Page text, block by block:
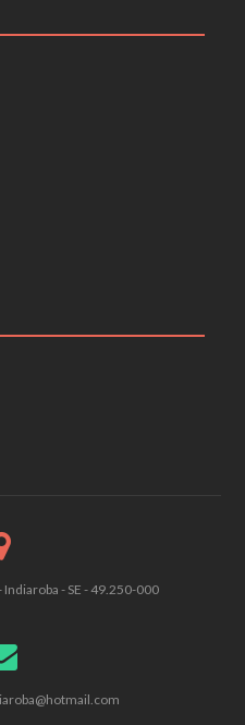
Indiaroba - SE - 49.250-000